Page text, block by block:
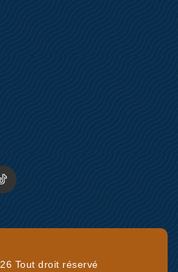
Tout droit réservé